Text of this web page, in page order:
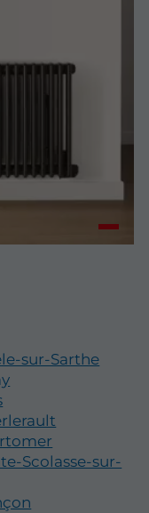
sur-Sarthe
Scolasse-sur-